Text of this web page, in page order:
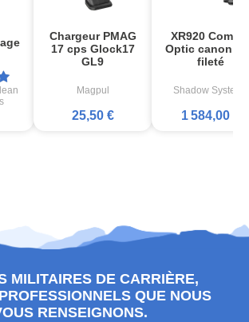
Chargeur PMAG
17 cps Glock17
GL9
Magpul
25,50 €
XR920
Optic canon
fileté
Shadow Systems
1 584,00 €
MILITAIRES DE CARRIÈRE,
QUE NOUS
RENSEIGNONS.